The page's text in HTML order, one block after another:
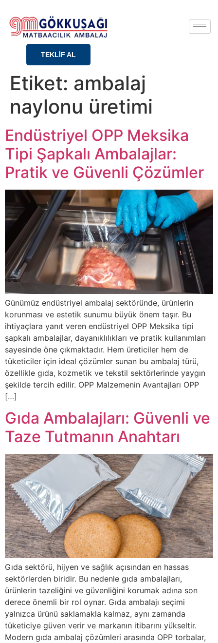
TEKLİF AL
Etiket: ambalaj
naylonu üretimi
Endüstriyel OPP Meksika
Tipi Şapkalı Ambalajlar:
Pratik ve Güvenli Çözümler
Günümüz endüstriyel ambalaj sektöründe, ürünlerin
korunması ve estetik sunumu büyük önem taşır. Bu
ihtiyaçlara yanıt veren endüstriyel OPP Meksika tipi
şapkalı ambalajlar, dayanıklılıkları ve pratik kullanımları
sayesinde öne çıkmaktadır. Hem üreticiler hem de
tüketiciler için ideal çözümler sunan bu ambalaj türü,
özellikle gıda, kozmetik ve tekstil sektörlerinde yaygın
şekilde tercih edilir. OPP Malzemenin Avantajları OPP
[…]
Gıda Ambalajları: Güvenli ve
Taze Tutmanın Anahtarı
Gıda sektörü, hijyen ve sağlık açısından en hassas
sektörlerden biridir. Bu nedenle gıda ambalajları,
ürünlerin tazeliğini ve güvenliğini korumak adına son
derece önemli bir rol oynar. Gıda ambalajı seçimi
yalnızca ürünü saklamakla kalmaz, aynı zamanda
tüketiciye güven verir ve markanın itibarını yükseltir.
Modern gıda ambalaj çözümleri arasında OPP torbalar,